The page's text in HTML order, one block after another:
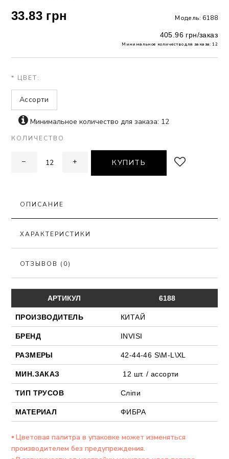
33.83 грн Модель: 6188
405.96 грн/заказ
Минимальное количество для заказа: 12
* ЦВЕТ:
Ассорти
Минимальное количество для заказа: 12
КОЛИЧЕСТВО
− + КУПИТЬ
ОПИСАНИЕ
ХАРАКТЕРИСТИКИ
ОТЗЫВОВ (0)
АРТИКУЛ 6188
ПРОИЗВОДИТЕЛЬ КИТАЙ
БРЕНД INVISI
РАЗМЕРЫ 42-44-46 S\M-L\XL
МИН.ЗАКАЗ 12 шт. / ассорти
ТИП ТРУСОВ Сліпи
МАТЕРИАЛ ФИБРА
⦁ Цветовая палитра в упаковке может изменяться
производителем без предупреждения.